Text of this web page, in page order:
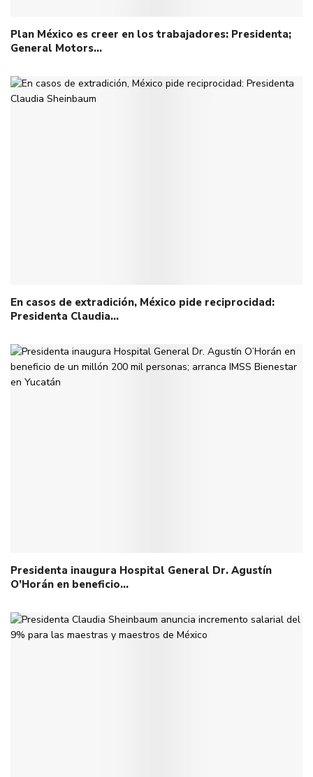
Plan México es creer en los trabajadores: Presidenta;
General Motors…
En casos de extradición, México pide reciprocidad:
Presidenta Claudia…
Presidenta inaugura Hospital General Dr. Agustín
O’Horán en beneficio…